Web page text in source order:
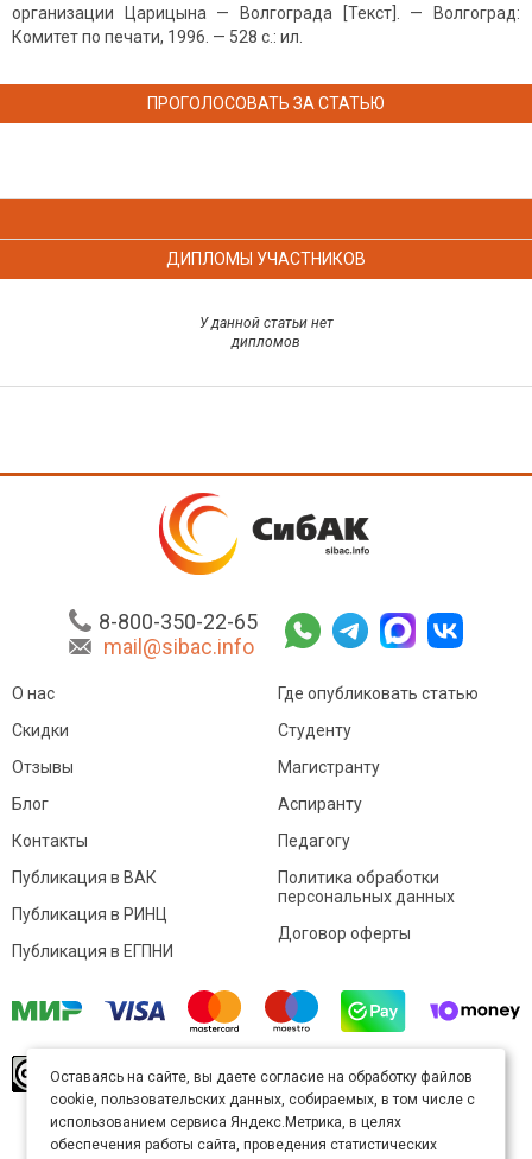
организации Царицына — Волгограда [Текст]. — Волгоград:
Комитет по печати, 1996. — 528 с.: ил.
ПРОГОЛОСОВАТЬ ЗА СТАТЬЮ
ДИПЛОМЫ УЧАСТНИКОВ
У данной статьи нет
дипломов
8-800-350-22-65
mail@sibac.info
О нас
Скидки
Отзывы
Блог
Контакты
Где опубликовать статью
Студенту
Магистранту
Аспиранту
Педагогу
Публикация в ВАК
Публикация в РИНЦ
Публикация в ЕГПНИ
Политика обработки
персональных данных
Договор оферты
произведение доступно полицензии Creative
Commons «Attribution» («Атрибуция») 4.0
Непортированная.
Карта сайта
Оставаясь на сайте, вы даете согласие на обработку файлов
cookie, пользовательских данных, собираемых, в том числе с
использованием сервиса Яндекс.Метрика, в целях
обеспечения работы сайта, проведения статистических